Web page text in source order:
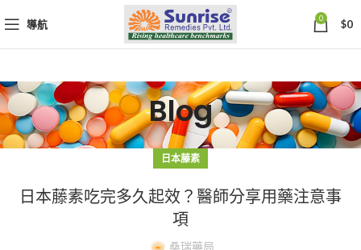
導航 0 $0
Blog
日本藤素
日本藤素吃完多久起效？醫師分享用藥注意事
項
桑瑞藥局